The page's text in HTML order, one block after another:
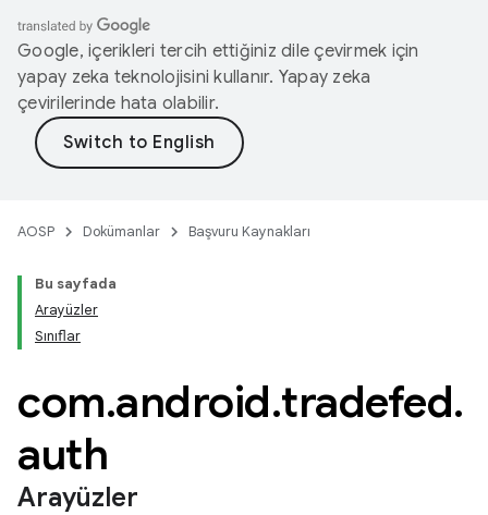
Google, içerikleri tercih ettiğiniz dile çevirmek için
yapay zeka teknolojisini kullanır. Yapay zeka
çevirilerinde hata olabilir.
AOSP Dokümanlar Başvuru Kaynakları
Bu sayfada
Arayüzler
Sınıflar
com.android.tradefed.
auth
Arayüzler